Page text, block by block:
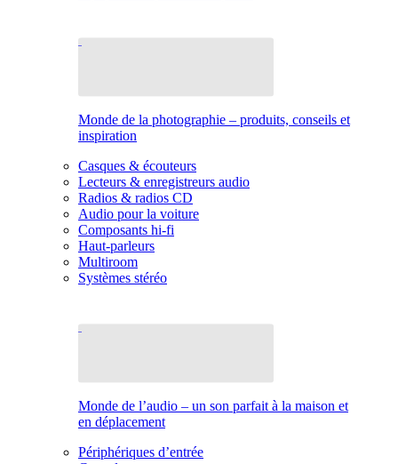
Monde de la photographie – produits, conseils et
inspiration
Casques & écouteurs
Lecteurs & enregistreurs audio
Radios & radios CD
Audio pour la voiture
Composants hi-fi
Haut-parleurs
Multiroom
Systèmes stéréo
Monde de l’audio – un son parfait à la maison et
en déplacement
Périphériques d’entrée